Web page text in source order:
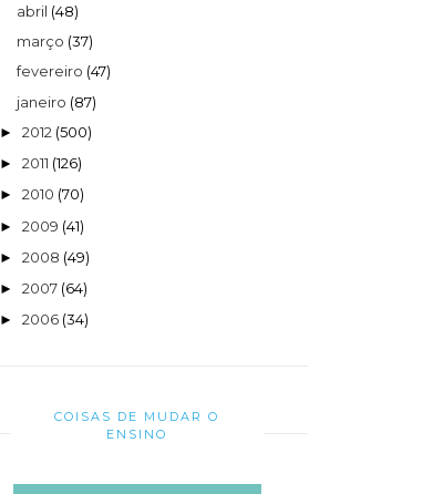
abril (48)
março (37)
fevereiro (47)
janeiro (87)
► 2012 (500)
► 2011 (126)
► 2010 (70)
► 2009 (41)
► 2008 (49)
► 2007 (64)
► 2006 (34)
COISAS DE MUDAR O
ENSINO